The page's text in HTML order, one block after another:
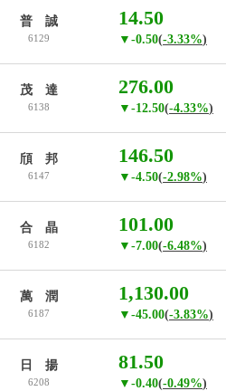
普 誠
6129
14.50
▼-0.50(-3.33%)
茂 達
6138
276.00
▼-12.50(-4.33%)
頎 邦
6147
146.50
▼-4.50(-2.98%)
合 晶
6182
101.00
▼-7.00(-6.48%)
萬 潤
6187
1,130.00
▼-45.00(-3.83%)
日 揚
6208
81.50
▼-0.40(-0.49%)